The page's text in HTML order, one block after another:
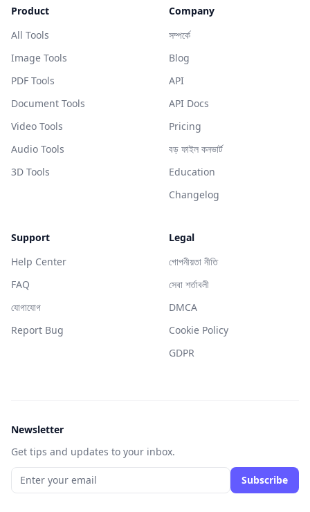
Product
All Tools
Image Tools
PDF Tools
Document Tools
Video Tools
Audio Tools
3D Tools
Company
সম্পর্কে
Blog
API
API Docs
Pricing
বড় ফাইল কনভার্ট
Education
Changelog
Support
Help Center
FAQ
যোগাযোগ
Report Bug
Legal
গোপনীয়তা নীতি
সেবা শর্তাবলী
DMCA
Cookie Policy
GDPR
Newsletter
Get tips and updates to your inbox.
Subscribe